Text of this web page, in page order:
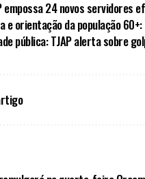
empossa 24 novos
e orientação da população
pública: TJAP alerta sobre